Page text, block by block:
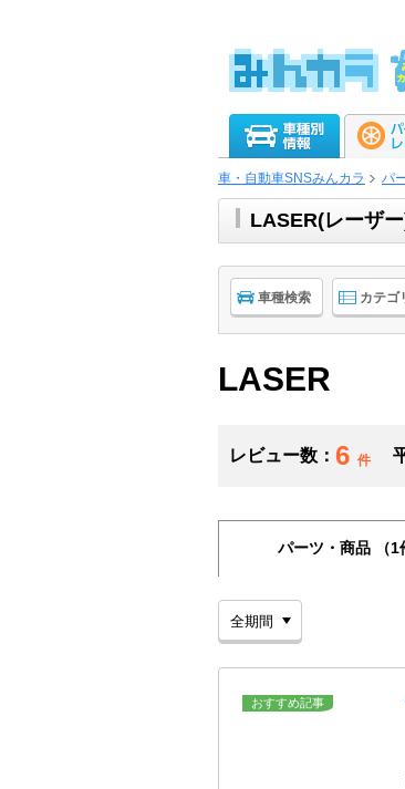
車・自動車SNSみんカラ パ
LASER(レーザ
車種検索 カテゴ
LASER
レビュー数： 6 件
パーツ・商品 （1
おすすめ記事